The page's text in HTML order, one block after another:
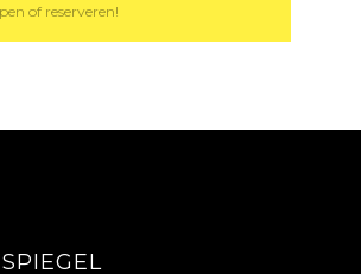
of reserveren!